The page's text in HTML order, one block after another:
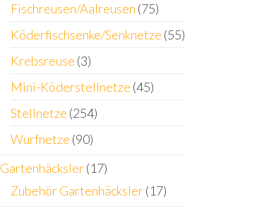
Fischreusen/Aalreusen (75)
Köderfischsenke/Senknetze (55)
Krebsreuse (3)
Mini-Köderstellnetze (45)
Stellnetze (254)
Wurfnetze (90)
Gartenhäcksler (17)
Zubehör Gartenhäcksler (17)